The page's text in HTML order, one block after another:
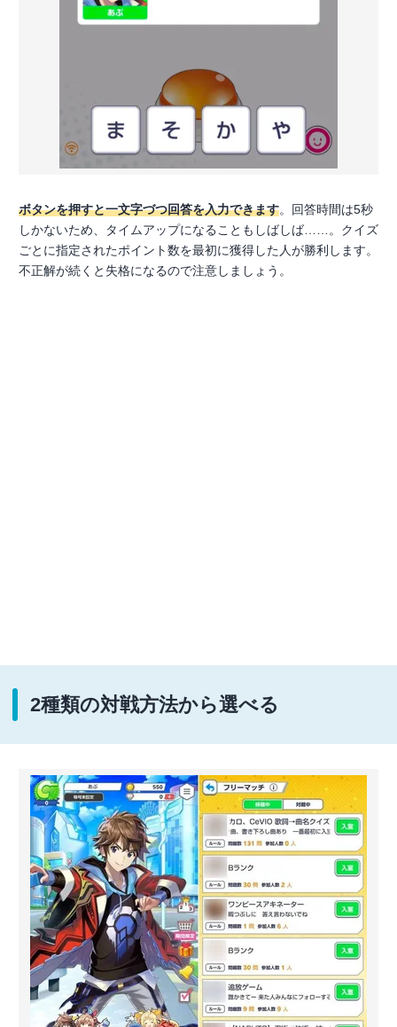
ボタンを押すと一文字づつ回答を入力できます。回答時間は5秒
しかないため、タイムアップになることもしばしば……。クイズ
ごとに指定されたポイント数を最初に獲得した人が勝利します。
不正解が続くと失格になるので注意しましょう。
2種類の対戦方法から選べる